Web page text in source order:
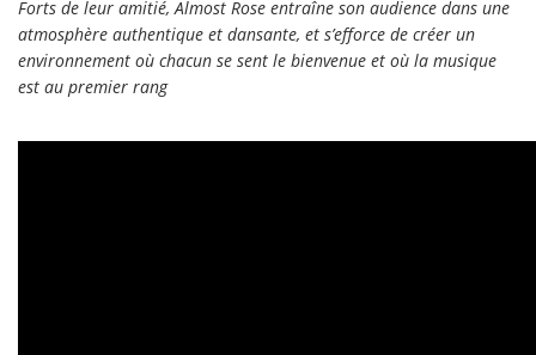
Forts de leur amitié, Almost Rose entraîne son audience dans une
atmosphère authentique et dansante, et s’efforce de créer un
environnement où chacun se sent le bienvenue et où la musique
est au premier rang